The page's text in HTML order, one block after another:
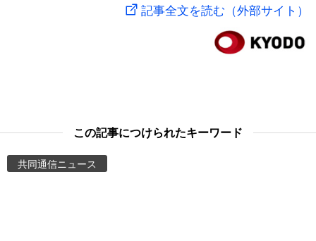
Images
People
記事全文を読む（外部サイト）
この記事につけられたキーワード
共同通信ニュース